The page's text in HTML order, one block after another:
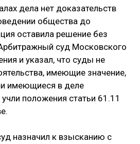
дела нет доказательств
общества до
оставила решение без
суд Московского
и указал, что суды не
имеющие значение,
имеющиеся в деле
положения статьи 61.11
назначил к взысканию с